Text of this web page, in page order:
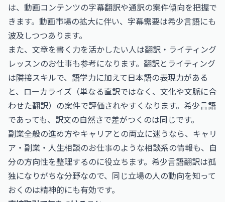
は、動画コンテンツの字幕翻訳や通訳の案件傾向を把握で
きます。動画市場の拡大に伴い、字幕需要は希少言語にも
波及しつつあります。
また、文章を書く力を活かしたい人は翻訳・ライティング
レッスンのお仕事も参考になります。翻訳とライティング
は隣接スキルで、語学力に加えて日本語の表現力がある
と、ローカライズ（単なる直訳ではなく、文化や文脈に合
わせた翻訳）の案件で評価されやすくなります。希少言語
であっても、訳文の自然さで差がつくのは同じです。
副業全般の進め方やキャリアとの両立に迷うなら、 キャリ
ア・副業・人生相談のお仕事のような相談系の情報も、自
分の方向性を整理するのに役立ちます。希少言語翻訳は孤
独になりがちな分野なので、同じ立場の人の動向を知って
おくのは精神的にも有効です。